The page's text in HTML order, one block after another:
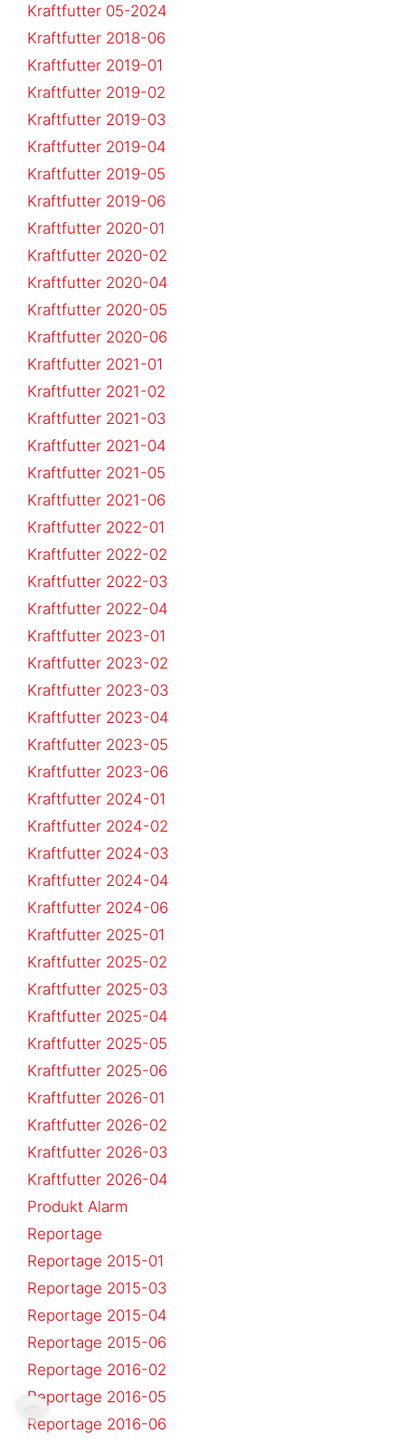
Kraftfutter 05-2024
Kraftfutter 2018-06
Kraftfutter 2019-01
Kraftfutter 2019-02
Kraftfutter 2019-03
Kraftfutter 2019-04
Kraftfutter 2019-05
Kraftfutter 2019-06
Kraftfutter 2020-01
Kraftfutter 2020-02
Kraftfutter 2020-04
Kraftfutter 2020-05
Kraftfutter 2020-06
Kraftfutter 2021-01
Kraftfutter 2021-02
Kraftfutter 2021-03
Kraftfutter 2021-04
Kraftfutter 2021-05
Kraftfutter 2021-06
Kraftfutter 2022-01
Kraftfutter 2022-02
Kraftfutter 2022-03
Kraftfutter 2022-04
Kraftfutter 2023-01
Kraftfutter 2023-02
Kraftfutter 2023-03
Kraftfutter 2023-04
Kraftfutter 2023-05
Kraftfutter 2023-06
Kraftfutter 2024-01
Kraftfutter 2024-02
Kraftfutter 2024-03
Kraftfutter 2024-04
Kraftfutter 2024-06
Kraftfutter 2025-01
Kraftfutter 2025-02
Kraftfutter 2025-03
Kraftfutter 2025-04
Kraftfutter 2025-05
Kraftfutter 2025-06
Kraftfutter 2026-01
Kraftfutter 2026-02
Kraftfutter 2026-03
Kraftfutter 2026-04
Produkt Alarm
Reportage
Reportage 2015-01
Reportage 2015-03
Reportage 2015-04
Reportage 2015-06
Reportage 2016-02
Reportage 2016-05
Reportage 2016-06